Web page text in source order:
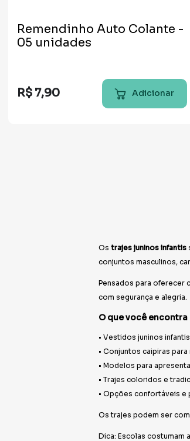
Remendinho Auto Colante -
05 unidades
R$ 7,90 Adicionar
Os trajes juninos infantis
conjuntos masculinos,
Pensados para oferecer
com segurança e alegria.
O que você
• Vestidos juninos infantis
• Conjuntos caipiras para
• Modelos para
• Trajes coloridos e
• Opções confortáveis e
Os trajes podem ser
Dica: Escolas costumam